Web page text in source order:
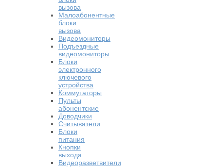
вызова
Малоабонентные
блоки
вызова
Видеомониторы
Подъездные
видеомониторы
Блоки
электронного
ключевого
устройства
Коммутаторы
Пульты
абонентские
Доводчики
Считыватели
Блоки
питания
Кнопки
выхода
Видеоразветвители